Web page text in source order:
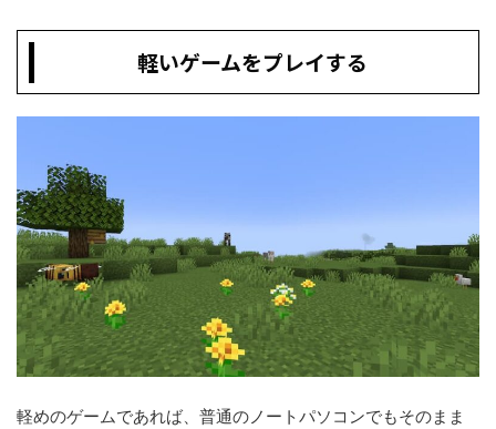
軽いゲームをプレイする
軽めのゲームであれば、普通のノートパソコンでもそのまま